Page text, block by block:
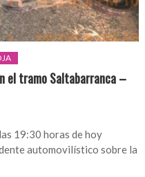
el tramo Saltabarranca –
19:30 horas de hoy
automovilístico sobre la